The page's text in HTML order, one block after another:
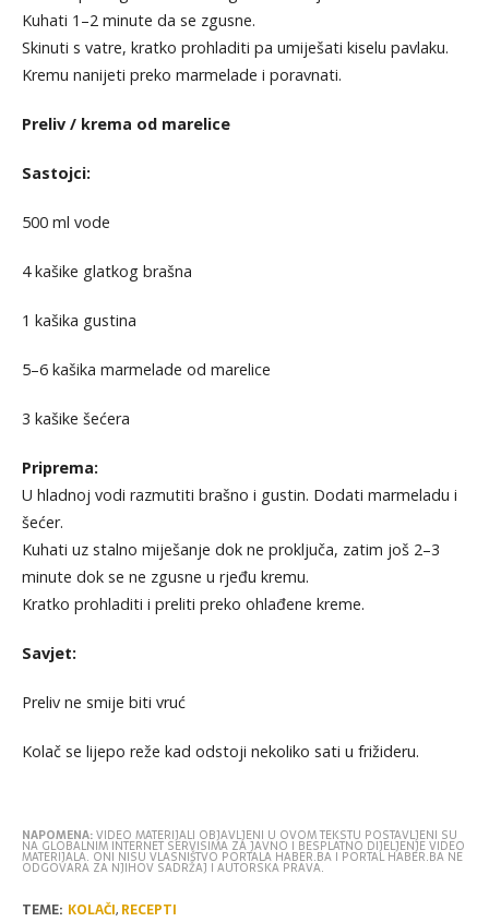
Kuhati 1–2 minute da se zgusne.
Skinuti s vatre, kratko prohladiti pa umiješati kiselu pavlaku.
Kremu nanijeti preko marmelade i poravnati.
Preliv / krema od marelice
Sastojci:
500 ml vode
4 kašike glatkog brašna
1 kašika gustina
5–6 kašika marmelade od marelice
3 kašike šećera
Priprema:
U hladnoj vodi razmutiti brašno i gustin. Dodati marmeladu i
šećer.
Kuhati uz stalno miješanje dok ne proključa, zatim još 2–3
minute dok se ne zgusne u rjeđu kremu.
Kratko prohladiti i preliti preko ohlađene kreme.
Savjet:
Preliv ne smije biti vruć
Kolač se lijepo reže kad odstoji nekoliko sati u frižideru.
NAPOMENA:VIDEO MATERIJALI OBJAVLJENI U OVOM TEKSTU POSTAVLJENI SU
NA GLOBALNIM INTERNET SERVISIMA ZA JAVNO I BESPLATNO DIJELJENJE VIDEO
MATERIJALA. ONI NISU VLASNIŠTVO PORTALA HABER.BA I PORTAL HABER.BA NE
ODGOVARA ZA NJIHOV SADRŽAJ I AUTORSKA PRAVA.
TEME: KOLAČI, RECEPTI